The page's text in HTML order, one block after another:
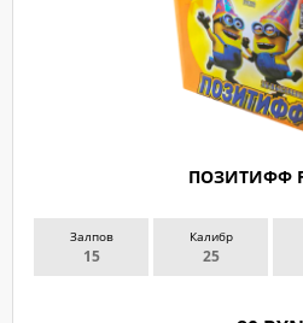
ПОЗИТИФФ
Залпов
15
Калибр
25